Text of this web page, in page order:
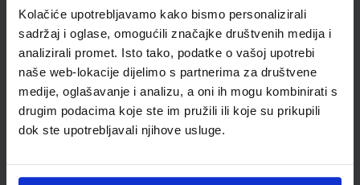
Kolačiće upotrebljavamo kako bismo personalizirali
sadržaj i oglase, omogućili značajke društvenih medija i
analizirali promet. Isto tako, podatke o vašoj upotrebi
naše web-lokacije dijelimo s partnerima za društvene
medije, oglašavanje i analizu, a oni ih mogu kombinirati s
drugim podacima koje ste im pružili ili koje su prikupili
dok ste upotrebljavali njihove usluge.
Autor(i): Danijel Orešić Ružica Vuk Igor Tišma Alenka Bujan
Nakladnik:ŠKOLSKA KNJIGA d.d.
Registarski broj ministarstva:
7624-DOM
SKU:569106 CIJENA:13,60 €
ŠIFRA OMOTA:500175